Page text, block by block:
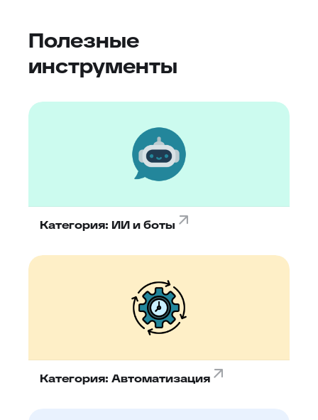
Полезные
инструменты
Категория: ИИ и боты
Категория: Автоматизация